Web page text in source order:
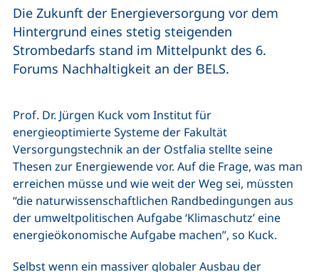
Die Zukunft der Energieversorgung vor dem
Hintergrund eines stetig steigenden
Strombedarfs stand im Mittelpunkt des 6.
Forums Nachhaltigkeit an der BELS.
Prof. Dr. Jürgen Kuck vom Institut für
energieoptimierte Systeme der Fakultät
Versorgungstechnik an der Ostfalia stellte seine
Thesen zur Energiewende vor. Auf die Frage, was man
erreichen müsse und wie weit der Weg sei, müssten
“die naturwissenschaftlichen Randbedingungen aus
der umweltpolitischen Aufgabe ‘Klimaschutz’ eine
energieökonomische Aufgabe machen”, so Kuck.
Selbst wenn ein massiver globaler Ausbau der